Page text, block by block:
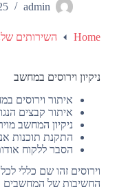
admin
Home השירותים
ניקיון וירוסים במחשב
איתור וירוסים
איתור קבצים
ניקיון המחשב
התקנת תוכנות
הסבר ללקוח
וירוסים זהו שם כללי
החשיבות של המחשבים